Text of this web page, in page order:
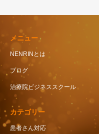
メニュー
NENRINとは
ブログ
治療院ビジネススクール
カテゴリー
患者さん対応